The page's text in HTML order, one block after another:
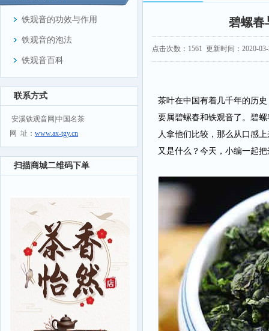
铁观音的功效与作用
铁观音的泡法
铁观音百科
联系方式
安溪铁观音网|中国名茶
网 址： www.ax-tgy.cn
扫描商城二维码下单
碧螺春
点击次数： 1561 更新时间：2020-
茶叶在中国有着几千年的历
要属碧螺春和铁观音了。碧
人拿他们比较，那么从口感
又是什么？今天，小编一起